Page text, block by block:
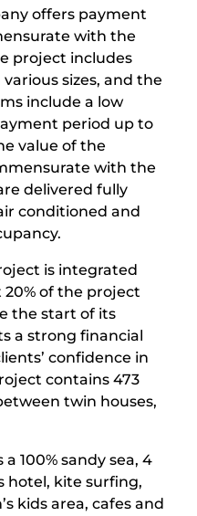
offers payment
with the
project includes
sizes, and the
include a low
period up to
value of the
with the
delivered fully
conditioned and
is integrated
of the project
the start of its
a strong financial
confidence in
contains 473
twin houses,
100% sandy sea, 4
hotel, kite surfing,
kids area, cafes and